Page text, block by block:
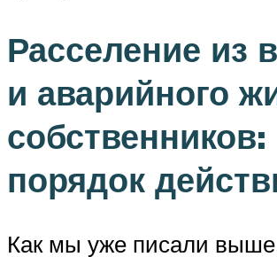
Расселение из
и аварийного
собственников:
порядок
Как мы уже писали